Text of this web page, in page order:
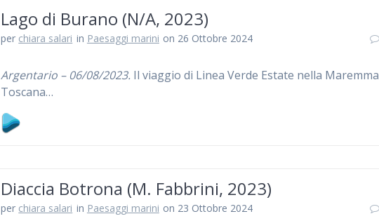
Lago di Burano (N/A, 2023)
per chiara salari in Paesaggi marini on 26 Ottobre 2024
Argentario – 06/08/2023. Il viaggio di Linea Verde Estate nella Maremma
Toscana…
Diaccia Botrona (M. Fabbrini, 2023)
per chiara salari in Paesaggi marini on 23 Ottobre 2024